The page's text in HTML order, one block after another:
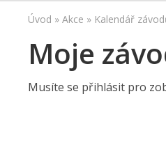
Úvod » Akce » Kalendář
Moje
Musíte se přihlásit pro